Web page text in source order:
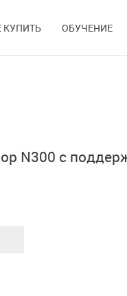
КУПИТЬ ОБУЧЕНИЕ
N300 с